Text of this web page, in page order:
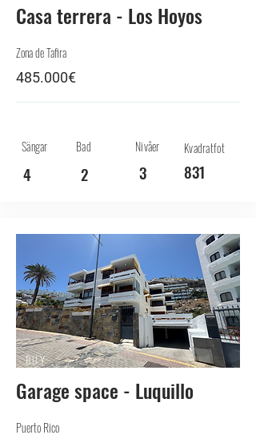
Casa terrera - Los Hoyos
Zona de Tafira
485.000€
Sängar Bad Nivåer Kvadratfot
4 2 3 831
BUY
Garage space - Luquillo
Puerto Rico